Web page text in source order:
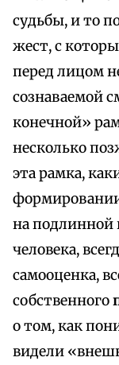
судьбы, и то
жест, с
перед лицом
сознаваемой
конечной»
несколько
эта рамка,
на подлинной
человека,
самооценка,
собственного
о том, как
видели